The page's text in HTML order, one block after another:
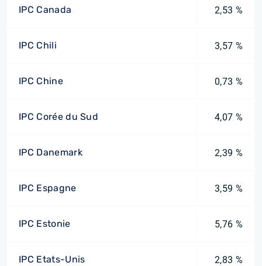
IPC Canada 2,53 %
IPC Chili 3,57 %
IPC Chine 0,73 %
IPC Corée du Sud 4,07 %
IPC Danemark 2,39 %
IPC Espagne 3,59 %
IPC Estonie 5,76 %
IPC Etats-Unis 2,83 %